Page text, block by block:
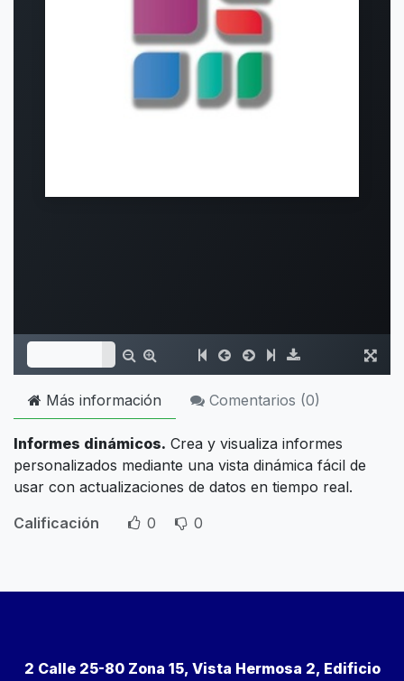
Más información Comentarios (0)
Informes dinámicos. Crea y visualiza informes
personalizados mediante una vista dinámica fácil de
usar con actualizaciones de datos en tiempo real.
Calificación
0 0
2 Calle 25-80 Zona 15, Vista Hermosa 2, Edificio